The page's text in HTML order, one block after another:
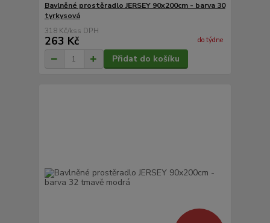
Bavlněné prostěradlo JERSEY 90x200cm - barva 30
tyrkysová
318 Kč/ks
263 Kč do týdne
Přidat do košíku